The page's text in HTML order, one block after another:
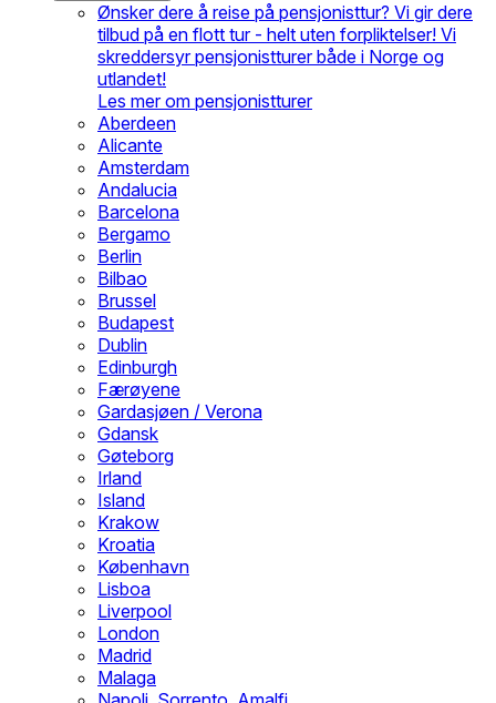
Ønsker dere å reise på pensjonisttur? Vi gir dere
tilbud på en flott tur - helt uten forpliktelser! Vi
skreddersyr pensjonistturer både i Norge og
utlandet!
Les mer om pensjonistturer
Aberdeen
Alicante
Amsterdam
Andalucia
Barcelona
Bergamo
Berlin
Bilbao
Brussel
Budapest
Dublin
Edinburgh
Færøyene
Gardasjøen / Verona
Gdansk
Gøteborg
Irland
Island
Krakow
Kroatia
København
Lisboa
Liverpool
London
Madrid
Malaga